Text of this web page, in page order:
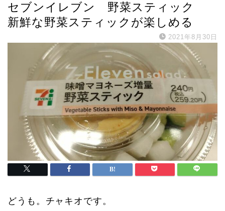
セブンイレブン 野菜スティック
新鮮な野菜スティックが楽しめる
2021年8月30日
どうも。チャキオです。